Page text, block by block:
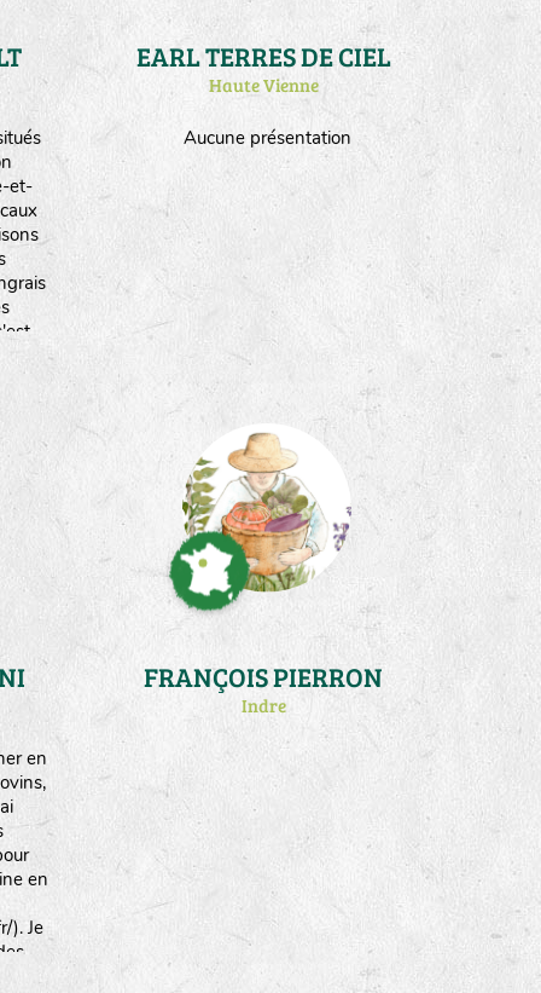
et-
fait
Aucune présentation
EARL TERRES DE CIEL
Haute Vienne
en
en
). Je
FRANÇOIS PIERRON
Indre